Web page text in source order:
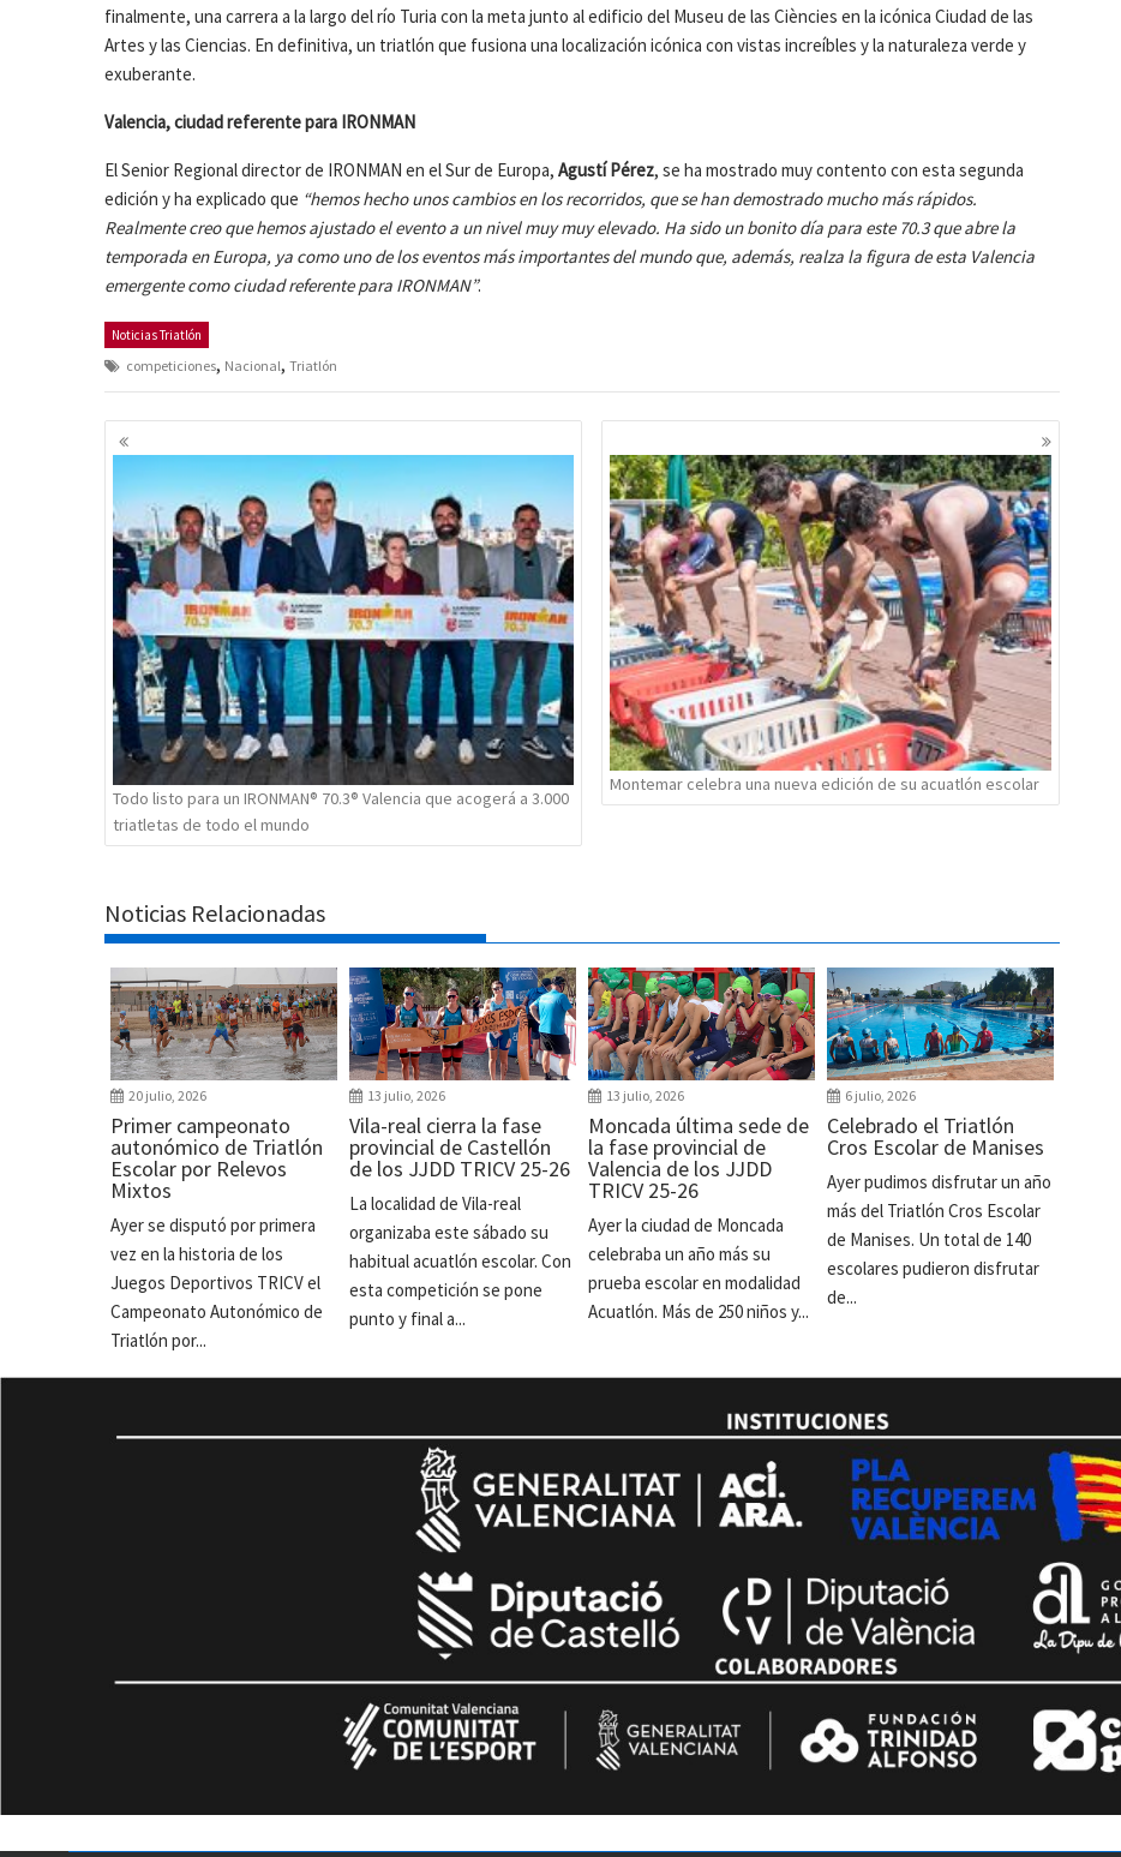
finalmente, una carrera a la largo del río Turia con la meta junto al edificio del Museu de las Ciències en la icónica Ciudad de las
Artes y las Ciencias. En definitiva, un triatlón que fusiona una localización icónica con vistas increíbles y la naturaleza verde y
exuberante.
Valencia, ciudad referente para IRONMAN
El Senior Regional director de IRONMAN en el Sur de Europa, Agustí Pérez, se ha mostrado muy contento con esta segunda
edición y ha explicado que “hemos hecho unos cambios en los recorridos, que se han demostrado mucho más rápidos.
Realmente creo que hemos ajustado el evento a un nivel muy muy elevado. Ha sido un bonito día para este 70.3 que abre la
temporada en Europa, ya como uno de los eventos más importantes del mundo que, además, realza la figura de esta Valencia
emergente como ciudad referente para IRONMAN”.
Noticias Triatlón
competiciones, Nacional, Triatlón
Navegación
de
entradas
Todo listo para un IRONMAN® 70.3® Valencia que acogerá a 3.000
triatletas de todo el mundo
Montemar celebra una nueva edición de su acuatlón escolar
Noticias Relacionadas
20 julio, 2026
Primer campeonato
autonómico de Triatlón
Escolar por Relevos
Mixtos
Ayer se disputó por primera
vez en la historia de los
Juegos Deportivos TRICV el
Campeonato Autonómico de
Triatlón por...
13 julio, 2026
Vila-real cierra la fase
provincial de Castellón
de los JJDD TRICV 25-26
La localidad de Vila-real
organizaba este sábado su
habitual acuatlón escolar. Con
esta competición se pone
punto y final a...
13 julio, 2026
Moncada última sede de
la fase provincial de
Valencia de los JJDD
TRICV 25-26
Ayer la ciudad de Moncada
celebraba un año más su
prueba escolar en modalidad
Acuatlón. Más de 250 niños y...
6 julio, 2026
Celebrado el Triatlón
Cros Escolar de Manises
Ayer pudimos disfrutar un año
más del Triatlón Cros Escolar
de Manises. Un total de 140
escolares pudieron disfrutar
de...